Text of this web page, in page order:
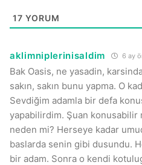
17 YORUM
aklimniplerinisaldim 6 ay
Bak Oasis, ne yasadin,
sakın, sakın bunu yapma. O
Sevdiğim adamla bir defa
yapabilirdim. Şuan
neden mi? Herseye kadar
baslarda senin gibi dusundu.
bir adam. Sonra o kendi